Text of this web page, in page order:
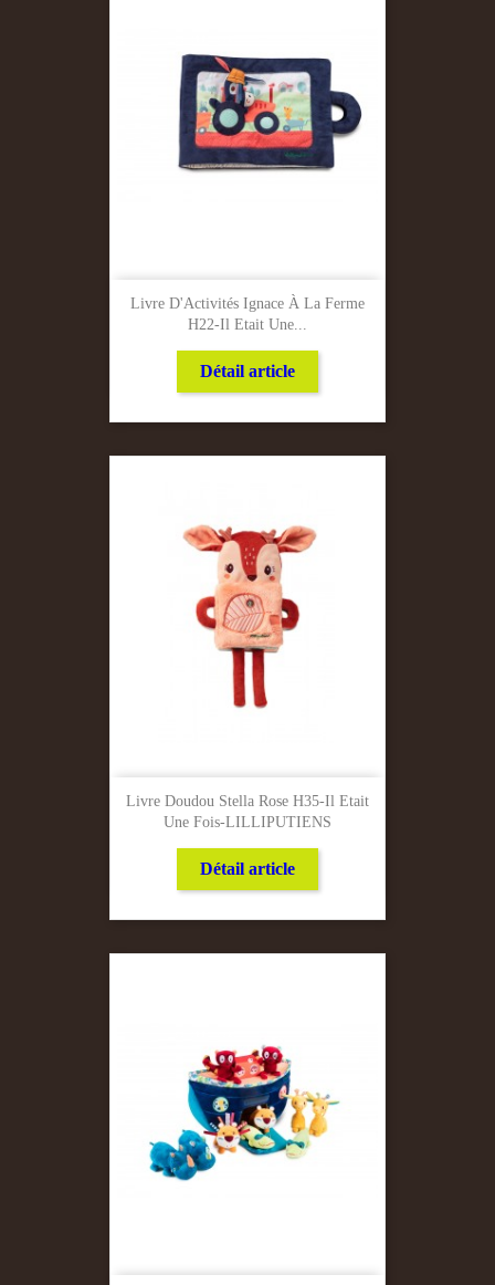
Livre D'Activités Ignace À La Ferme
H22-Il Etait Une...
Détail article
Livre Doudou Stella Rose H35-Il Etait
Une Fois-LILLIPUTIENS
Détail article